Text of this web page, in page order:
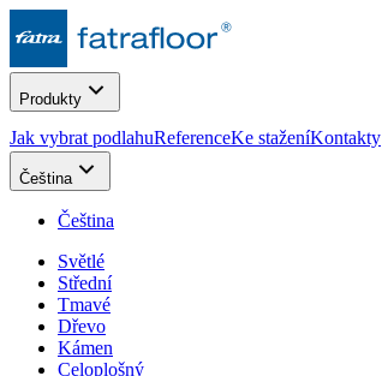
Produkty
Jak vybrat podlahuReferenceKe staženíKontakty
Čeština
Čeština
Světlé
Střední
Tmavé
Dřevo
Kámen
Celoplošný